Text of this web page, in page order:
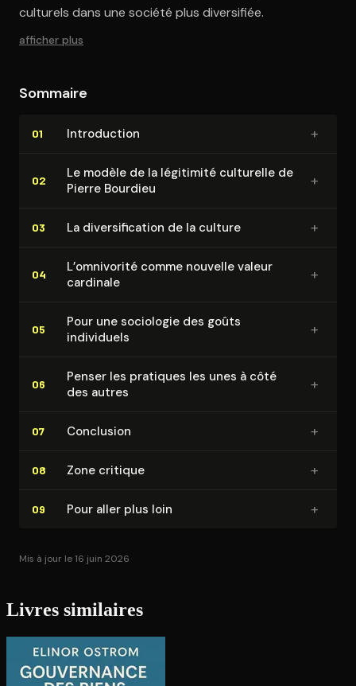
culturels dans une société plus diversifiée.
afficher plus
Sommaire
01 In­tro­duc­tion +
02
Le modèle de la légitimité culturelle de
Pierre Bourdieu
+
03 La di­ver­si­fi­ca­tion de la culture +
04
L’omnivorité comme nouvelle valeur
cardinale
+
05
Pour une sociologie des goûts
individuels
+
06
Penser les pratiques les unes à côté
des autres
+
07 Conclusion +
08 Zone critique +
09 Pour aller plus loin +
Mis à jour le 16 juin 2026
Livres similaires